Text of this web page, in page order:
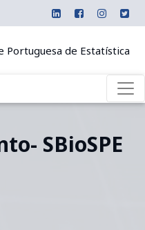
Portuguesa de Estatística
SBioSPE